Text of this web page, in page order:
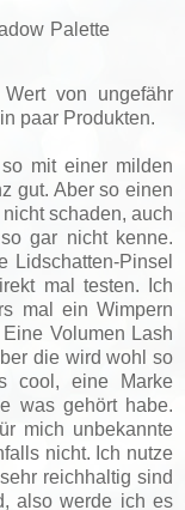
Palette
von ungefähr
paar Produkten.
mit einer milden
gut. Aber so einen
schaden, auch
gar nicht kenne.
Lidschatten-Pinsel
mal testen. Ich
mal ein Wimpern
Volumen Lash
die wird wohl so
cool, eine Marke
was gehört habe.
mich unbekannte
nicht. Ich nutze
reichhaltig sind
also werde ich es